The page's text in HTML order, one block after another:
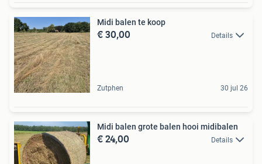
Midi balen te koop
€ 30,00 Details
Zutphen 30 jul 26
Midi balen grote balen hooi midibalen
€ 24,00 Details